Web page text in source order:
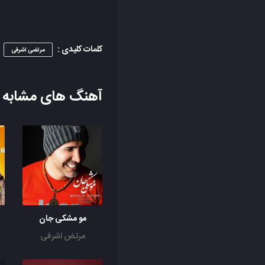
کلمات کلیدی : مرتضی اشرفی
آهنگ های مشابه
مو مشکی جان
مرتض اشرفی